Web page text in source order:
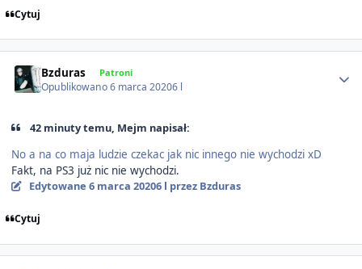
Cytuj
Bzduras Patroni
Opublikowano6 marca 20206 l
42 minuty temu, Mejm napisał:
No a na co maja ludzie czekac jak nic innego nie wychodzi xD
Fakt, na PS3 już nic nie wychodzi.
Edytowane 6 marca 20206 l przez Bzduras
Cytuj